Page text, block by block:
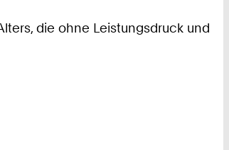
die ohne Leistungsdruck und